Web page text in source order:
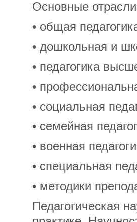
Основные
• общая
• дошкольная и
• педагогика
•
• социальная
• семейная
• военная
• специальная
• методики
Педагогическая